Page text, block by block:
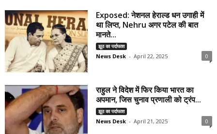
Exposed: नेशनल हेराल्ड धन उगाही में
था लिप्त, Nehru अगर पटेल की बात
मानते...
झूठ का पर्दाफाश
News Desk - April 22, 2025 0
राहुल ने विदेश में फिर किया भारत का
अपमान, जिस चुनाव प्रणाली को ट्रंप...
झूठ का पर्दाफाश
News Desk - April 21, 2025 0